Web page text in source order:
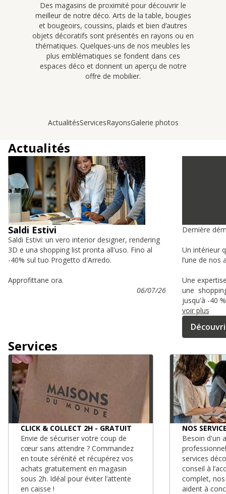
Des magasins de proximité pour découvrir le
meilleur de notre déco. Arts de la table, bougies
et bougeoirs, coussins, plaids et bien d’autres
objets décoratifs sont présentés en rayons ou en
thématiques. Quelques-uns de nos meubles les
plus emblématiques se fondent dans ces
espaces déco et donnent un aperçu de notre
offre de mobilier.
ActualitésServicesRayonsGalerie photos
Actualités
Saldi Estivi
Saldi Estivi: un vero interior designer, rendering
3D e una shopping list pronta all'uso. Fino al
-40% sul tuo Progetto d'Arredo.
Approfittane ora.
06/07/26
Dernière
Un intérieur
l’une de nos
Une
une
jusqu'à -40
voir plus
Services
CLICK & COLLECT 2H - GRATUIT
Envie de sécuriser votre coup de
cœur sans attendre ? Commandez
en toute sérénité et récupérez vos
achats gratuitement en magasin
sous 2h. Idéal pour éviter l’attente
en caisse !
NOS
Besoin d'un
services
conseil à
complet,
aident à